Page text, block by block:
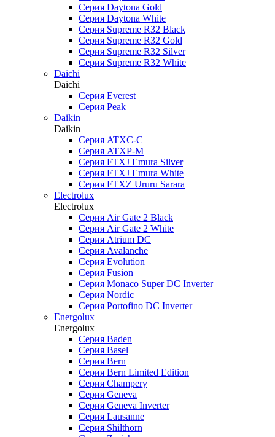
Серия Daytona Gold
Серия Daytona White
Серия Supreme R32 Black
Серия Supreme R32 Gold
Серия Supreme R32 Silver
Серия Supreme R32 White
Daichi
Daichi
Серия Everest
Серия Peak
Daikin
Daikin
Серия ATXC-C
Серия ATXP-M
Серия FTXJ Emura Silver
Серия FTXJ Emura White
Серия FTXZ Ururu Sarara
Electrolux
Electrolux
Серия Air Gate 2 Black
Серия Air Gate 2 White
Серия Atrium DC
Серия Avalanche
Серия Evolution
Серия Fusion
Серия Monaco Super DC Inverter
Серия Nordic
Серия Portofino DC Inverter
Energolux
Energolux
Серия Baden
Серия Basel
Серия Bern
Серия Bern Limited Edition
Серия Champery
Серия Geneva
Серия Geneva Inverter
Серия Lausanne
Серия Shilthorn